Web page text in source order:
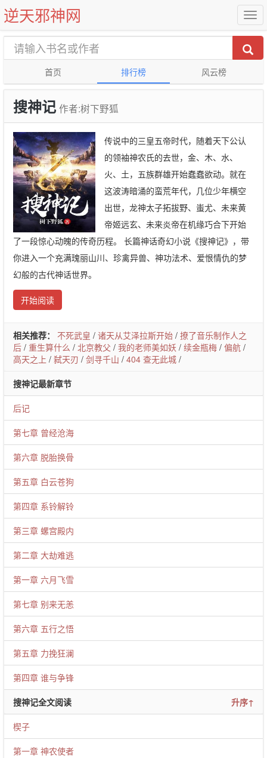
逆天邪神网
首页 排行榜 风云榜
搜神记 作者:树下野狐
传说中的三皇五帝时代，随着天下公认
的领袖神农氏的去世，金、木、水、
火、土，五族群雄开始蠢蠢欲动。就在
这波涛暗涌的蛮荒年代，几位少年横空
出世，龙神太子拓拔野、蚩尤、未来黄
帝姬远玄、未来炎帝在机缘巧合下开始
了一段惊心动魄的传奇历程。 长篇神话奇幻小说《搜神记》，带
你进入一个充满瑰丽山川、珍禽异兽、神功法术、爱恨情仇的梦
幻般的古代神话世界。
开始阅读
相关推荐： 不死武皇 / 诸天从艾泽拉斯开始 / 撩了音乐制作人之
后 / 重生算什么 / 北京教父 / 我的老师美如妖 / 续金瓶梅 / 偏航 /
高天之上 / 弑天刃 / 剑寻千山 / 404 查无此城 /
搜神记最新章节
后记
第七章 曾经沧海
第六章 脱胎换骨
第五章 白云苍狗
第四章 系铃解铃
第三章 螺宫殿内
第二章 大劫难逃
第一章 六月飞雪
第七章 别来无恙
第六章 五行之悟
第五章 力挽狂澜
第四章 谁与争锋
搜神记全文阅读 升序↑
楔子
第一章 神农使者